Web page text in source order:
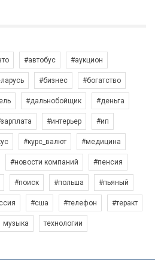
#автобус #аукцион
#бизнес #богатство
#дальнобойщик #деньга
#интерьер #ип
#курс_валют #медицина
#новости компаний #пенсия
#поиск #польша #пьяный
#сша #телефон #теракт
музыка технологии